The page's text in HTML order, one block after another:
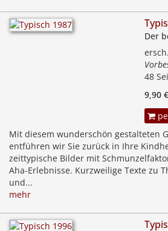
Der
48
9,90 €
Mit diesem wunderschön gestalteten
entführen wir Sie zurück in Ihre
zeittypische Bilder mit
Aha-Erlebnisse. Kurzweilige Texte zu
und...
mehr